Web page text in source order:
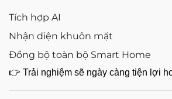
Tích hợp AI
Nhận diện khuôn mặt
Đồng bộ toàn bộ Smart Home
👉 Trải nghiệm sẽ ngày càng tiện lợi